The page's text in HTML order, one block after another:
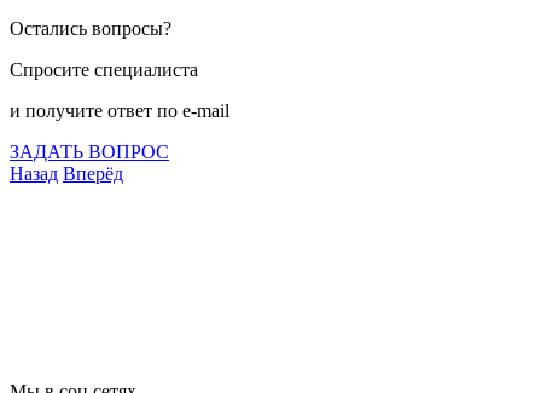
Остались вопросы?
Спросите специалиста
и получите ответ по e-mail
ЗАДАТЬ ВОПРОС
Назад Вперёд